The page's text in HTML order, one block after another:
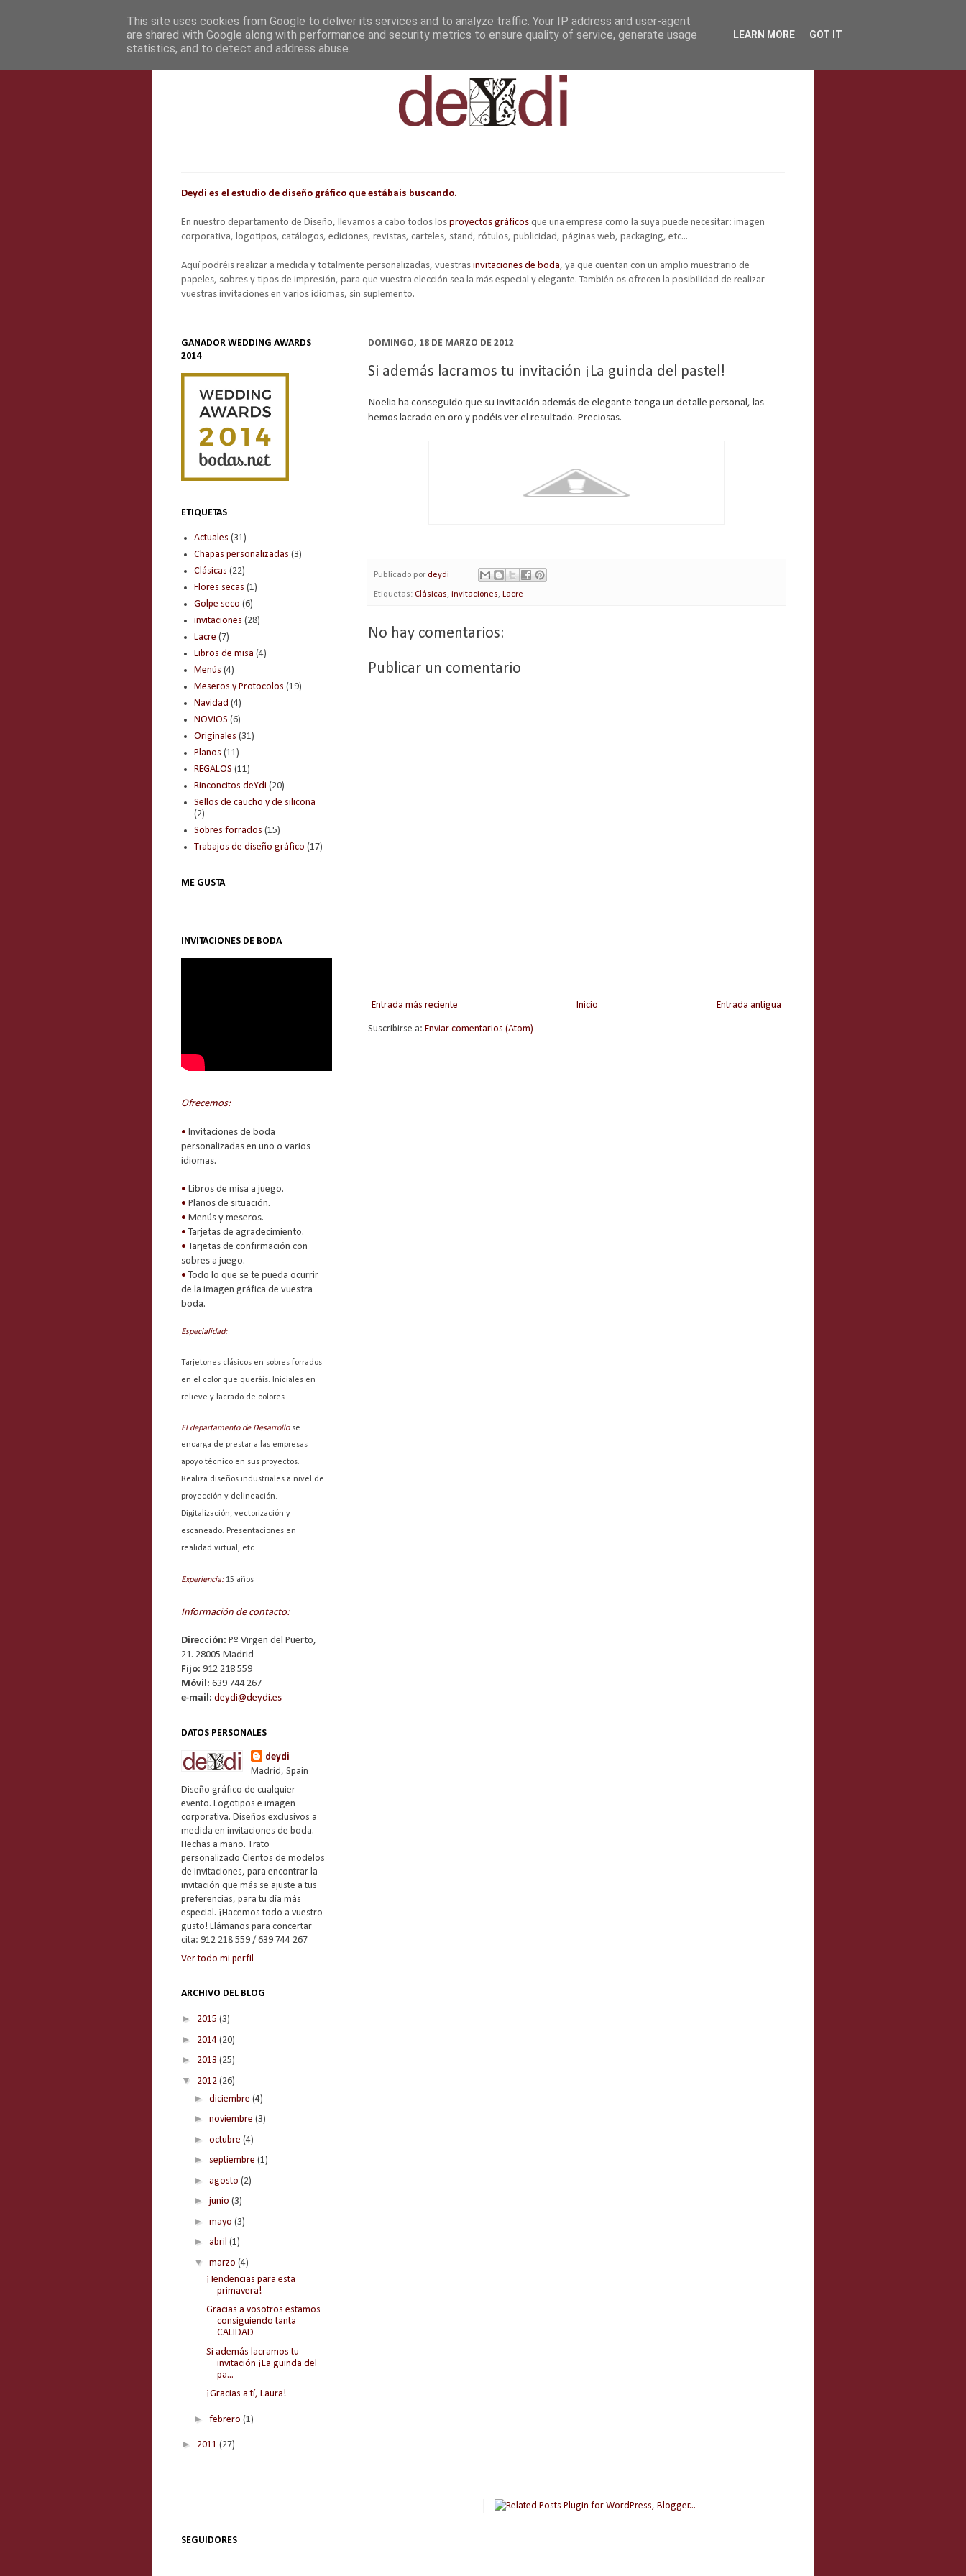
Deydi es el estudio de diseño gráfico que estábais buscando.
En nuestro departamento de Diseño, llevamos a cabo todos los proyectos gráficos que una empresa como la suya puede necesitar: imagen
corporativa, logotipos, catálogos, ediciones, revistas, carteles, stand, rótulos, publicidad, páginas web, packaging, etc...
Aquí podréis realizar a medida y totalmente personalizadas, vuestras invitaciones de boda, ya que cuentan con un amplio muestrario de
papeles, sobres y tipos de impresión, para que vuestra elección sea la más especial y elegante. También os ofrecen la posibilidad de realizar
vuestras invitaciones en varios idiomas, sin suplemento.
DOMINGO, 18 DE MARZO DE 2012
Si además lacramos tu invitación ¡La guinda del pastel!
Noelia ha conseguido que su invitación además de elegante tenga un detalle personal, las
hemos lacrado en oro y podéis ver el resultado. Preciosas.
Publicado por deydi
Etiquetas: Clásicas, invitaciones, Lacre
No hay comentarios:
Publicar un comentario
Entrada más reciente Entrada antigua
Inicio
Suscribirse a: Enviar comentarios (Atom)
GANADOR WEDDING AWARDS
2014
ETIQUETAS
Actuales (31)
Chapas personalizadas (3)
Clásicas (22)
Flores secas (1)
Golpe seco (6)
invitaciones (28)
Lacre (7)
Libros de misa (4)
Menús (4)
Meseros y Protocolos (19)
Navidad (4)
NOVIOS (6)
Originales (31)
Planos (11)
REGALOS (11)
Rinconcitos deYdi (20)
Sellos de caucho y de silicona
(2)
Sobres forrados (15)
Trabajos de diseño gráfico (17)
ME GUSTA
INVITACIONES DE BODA
Ofrecemos:
• Invitaciones de boda
personalizadas en uno o varios
idiomas.
• Libros de misa a juego.
• Planos de situación.
• Menús y meseros.
• Tarjetas de agradecimiento.
• Tarjetas de confirmación con
sobres a juego.
• Todo lo que se te pueda ocurrir
de la imagen gráfica de vuestra
boda.
Especialidad:
Tarjetones clásicos en sobres forrados
en el color que queráis. Iniciales en
relieve y lacrado de colores.
El departamento de Desarrollose
encarga de prestar a las empresas
apoyo técnico en sus proyectos.
Realiza diseños industriales a nivel de
proyección y delineación.
Digitalización, vectorización y
escaneado. Presentaciones en
realidad virtual, etc.
Experiencia:15 años
Información de contacto:
Dirección: Pº Virgen del Puerto,
21. 28005 Madrid
Fijo: 912 218 559
Móvil: 639 744 267
e-mail: deydi@deydi.es
DATOS PERSONALES
deydi
Madrid, Spain
Diseño gráfico de cualquier
evento. Logotipos e imagen
corporativa. Diseños exclusivos a
medida en invitaciones de boda.
Hechas a mano. Trato
personalizado Cientos de modelos
de invitaciones, para encontrar la
invitación que más se ajuste a tus
preferencias, para tu día más
especial. ¡Hacemos todo a vuestro
gusto! Llámanos para concertar
cita: 912 218 559 / 639 744 267
Ver todo mi perfil
ARCHIVO DEL BLOG
► 2015 (3)
► 2014 (20)
► 2013 (25)
▼ 2012 (26)
► diciembre (4)
► noviembre (3)
► octubre (4)
► septiembre (1)
► agosto (2)
► junio (3)
► mayo (3)
► abril (1)
▼ marzo (4)
¡Tendencias para esta
primavera!
Gracias a vosotros estamos
consiguiendo tanta
CALIDAD
Si además lacramos tu
invitación ¡La guinda del
pa...
¡Gracias a tí, Laura!
► febrero (1)
► 2011 (27)
SEGUIDORES
This site uses cookies from Google to deliver its services and to analyze traffic. Your IP address and user-agent
are shared with Google along with performance and security metrics to ensure quality of service, generate usage
statistics, and to detect and address abuse.
LEARN MORE GOT IT